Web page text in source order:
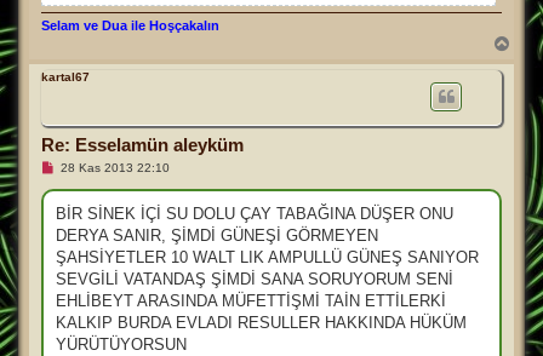
Selam ve Dua ile Hoşçakalın
kartal67
Re: Esselamün aleyküm
O
u
n
a
m
ş
m
s
a
28 Kas 2013 22:10
BİR SİNEK İÇİ SU DOLU ÇAY TABAĞINA DÜŞER ONU
DERYA SANIR, ŞİMDİ GÜNEŞİ GÖRMEYEN
ŞAHSİYETLER 10 WALT LIK AMPULLÜ GÜNEŞ SANIYOR
SEVGİLİ VATANDAŞ ŞİMDİ SANA SORUYORUM SENİ
EHLİBEYT ARASINDA MÜFETTİŞMİ TAİN ETTİLERKİ
KALKIP BURDA EVLADI RESULLER HAKKINDA HÜKÜM
YÜRÜTÜYORSUN